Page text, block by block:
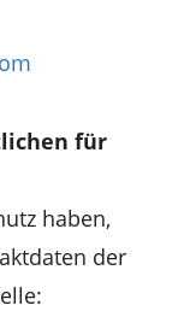
für
haben,
der